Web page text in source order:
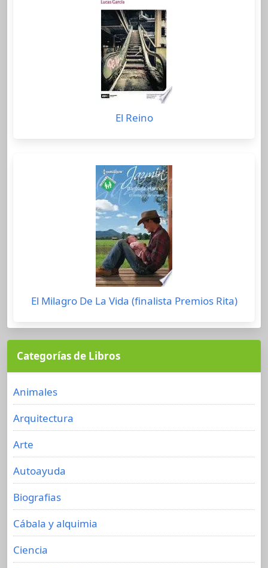
El Reino
El Milagro De La Vida (finalista Premios Rita)
Categorías de Libros
Animales
Arquitectura
Arte
Autoayuda
Biografias
Cábala y alquimia
Ciencia